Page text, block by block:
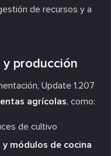
de recursos y a
producción
Update 1.207
agrícolas, como:
de cultivo
módulos de cocina